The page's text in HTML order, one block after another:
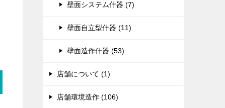
壁面システム什器 (7)
壁面自立型什器 (11)
壁面造作什器 (53)
店舗について (1)
店舗環境造作 (106)